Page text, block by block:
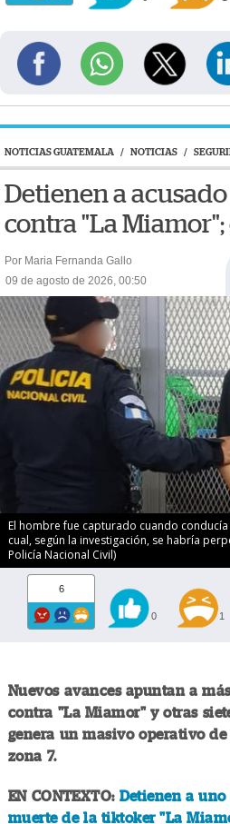
NOTICIAS GUATEMALA / NOTICIAS /
Detienen a
contra "La Miamor";
Por Maria Fernanda Gallo
09 de agosto de 2026, 00:50
El hombre fue capturado cuando
cual, según la investigación, se habría
Policía Nacional Civil)
6
0 1
Nuevos avances apuntan a
contra "La Miamor" y otras
genera un masivo operativo
zona 7.
EN CONTEXTO: Detienen a
muerte de la tiktoker "La